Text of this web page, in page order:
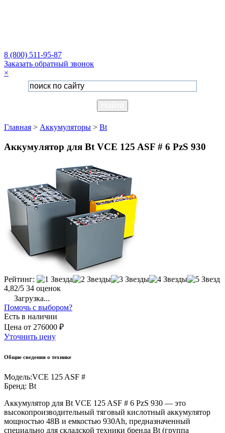
8 (800) 511-95-87
Заказать обратный звонок
×
Главная > Аккумуляторы > Bt
Аккумулятор для Bt VCE 125 ASF # 6 PzS 930
Рейтинг:
4,82/5 34 оценок
Загрузка...
Помочь с выбором?
Есть в наличии
Цена от 276000 ₽
Уточнить цену
Общие сведения о технике
Модель:VCE 125 ASF #
Бренд: Bt
Аккумулятор для Bt VCE 125 ASF # 6 PzS 930 — это
высокопроизводительный тяговый кислотный аккумулятор
мощностью 48В и емкостью 930Ah, предназначенный
специально для складской техники бренда Bt (группа